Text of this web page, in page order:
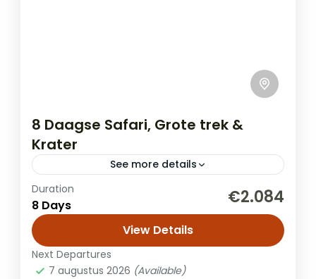
8 Daagse Safari, Grote trek &
Krater
See more details
Tijdens je reis door Tanzania ontdek je een
reeks adembenemende landschappen en
diverse natuurparken. In Arusha National
Park bewonder je savannes, bossen, en
meren met...
Safari
Duration
8 Days €2.084
View Details
Next Departures
7 augustus 2026 (Available)